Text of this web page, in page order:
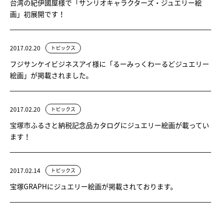
台湾の紀伊國屋様で「サンリオキャラクターズ・ジュエリー絵
画」初展開です！
2017.02.20 トピックス
フジサンケイビジネスアイ様に「るーみっくわーるどジュエリー
絵画」が掲載されました。
2017.02.20 トピックス
宝塚市ふるさと納税記念品カタログにジュエリー絵画が載ってい
ます！
2017.02.14 トピックス
宝塚GRAPHにジュエリー絵画が掲載されております。